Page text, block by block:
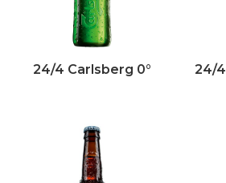
24/4 Carlsberg 0°
24/4